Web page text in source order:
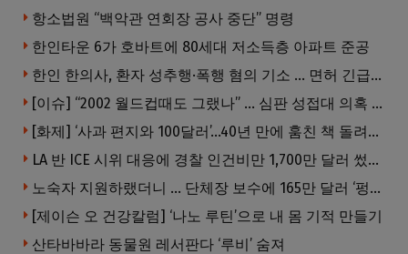
항소법원 “백악관 연회장 공사 중단” 명령
한인타운 6가 호바트에 80세대 저소득층 아파트 준공
한인 한의사, 환자 성추행·폭행 혐의 기소 … 면허 긴급정지
[이슈] “2002 월드컵때도 그랬나” … 심판 성접대 의혹 해외로 일파만파, 4강 신화까지 불똥
[화제] ‘사과 편지와 100달러’…40년 만에 훔친 책 돌려준 절도범
LA 반 ICE 시위 대응에 경찰 인건비만 1,700만 달러 썼다.
노숙자 지원하랬더니 … 단체장 보수에 165만 달러 ‘펑펑’
[제이슨 오 건강칼럼] ‘나노 루틴’으로 내 몸 기적 만들기
산타바바라 동물원 레서판다 ‘루비’ 숨져